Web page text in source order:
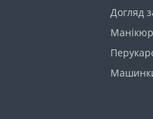
Догляд